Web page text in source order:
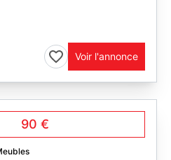
Voir l'annonce
90 €